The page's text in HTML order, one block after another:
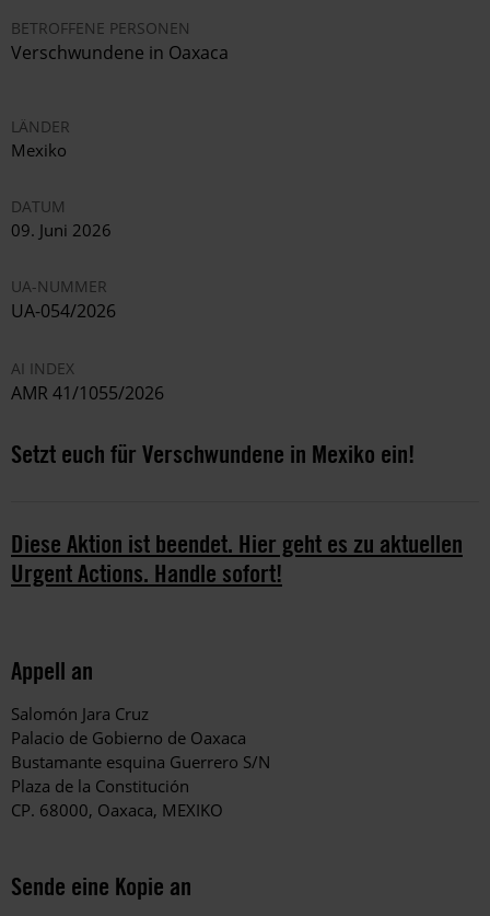
BETROFFENE PERSONEN
Verschwundene in Oaxaca
LÄNDER
Mexiko
DATUM
09. Juni 2026
UA-NUMMER
UA-054/2026
AI INDEX
AMR 41/1055/2026
Setzt euch für Verschwundene in Mexiko ein!
Diese Aktion ist beendet. Hier geht es zu aktuellen
Urgent Actions. Handle sofort!
Appell an
Salomón Jara Cruz
Palacio de Gobierno de Oaxaca
Bustamante esquina Guerrero S/N
Plaza de la Constitución
CP. 68000, Oaxaca, MEXIKO
Sende eine Kopie an